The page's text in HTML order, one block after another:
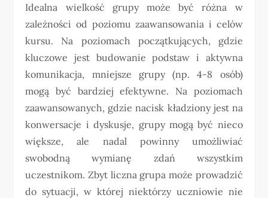
Idealna wielkość grupy może być różna w
zależności od poziomu zaawansowania i celów
kursu. Na poziomach początkujących, gdzie
kluczowe jest budowanie podstaw i aktywna
komunikacja, mniejsze grupy (np. 4-8 osób)
mogą być bardziej efektywne. Na poziomach
zaawansowanych, gdzie nacisk kładziony jest na
konwersacje i dyskusje, grupy mogą być nieco
większe, ale nadal powinny umożliwiać
swobodną wymianę zdań wszystkim
uczestnikom. Zbyt liczna grupa może prowadzić
do sytuacji, w której niektórzy uczniowie nie